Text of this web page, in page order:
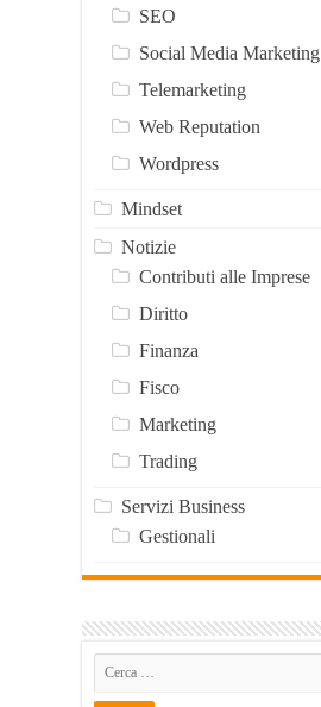
SEO
Social Media Marketing
Telemarketing
Web Reputation
Wordpress
Mindset
Notizie
Contributi alle Imprese
Diritto
Finanza
Fisco
Marketing
Trading
Servizi Business
Gestionali